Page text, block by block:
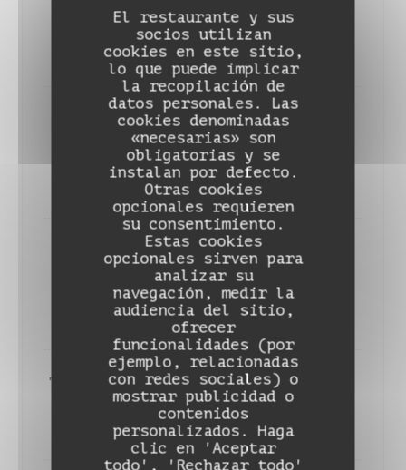
El restaurante y sus
socios utilizan
cookies en este sitio,
lo que puede implicar
la recopilación de
datos personales. Las
cookies denominadas
«necesarias» son
obligatorias y se
instalan por defecto.
Otras cookies
opcionales requieren
su consentimiento.
Estas cookies
opcionales sirven para
analizar su
navegación, medir la
audiencia del sitio,
ofrecer
funcionalidades (por
ejemplo, relacionadas
con redes sociales) o
mostrar publicidad o
contenidos
personalizados. Haga
clic en 'Aceptar
todo', 'Rechazar todo'
blanco, harissa douce maison,
salsa verde
20,00 EUR
Thon blanc de ligne mi-cuit,
sauce pil pil, ratatouille du
94 froide
30,00 EUR
Echine de cochon panée,
tonkatsu, haricots verts du 94
et pickles
22,00 EUR
Tartare de bœuf, sauce tonnato,
pdt, câpres et citron
28,00 EUR
DAME NATION LE RESTO